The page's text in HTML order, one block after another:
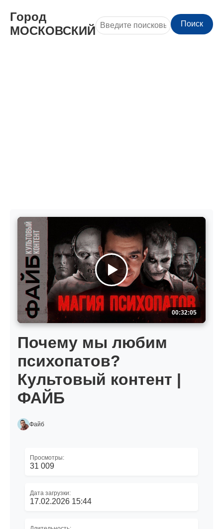
Город
МОСКОВСКИЙ
Поиск
00:32:05
Почему мы любим
психопатов?
Культовый контент |
ФАЙБ
Файб
Просмотры:
31 009
Дата загрузки:
17.02.2026 15:44